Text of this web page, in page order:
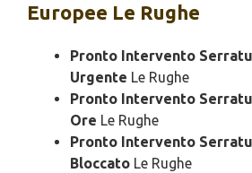
Europee Le Rughe
Pronto Intervento
Urgente Le Rughe
Pronto Intervento
Ore Le Rughe
Pronto Intervento
Bloccato Le Rughe